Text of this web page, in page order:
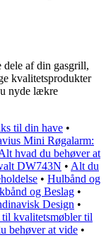
dele af din gasgrill,
kvalitetsprodukter
nyde lækre
til din have •
Mini Røgalarm:
hvad du behøver at
DW743N • Alt du
• Hulbånd og
og Beslag •
Design •
kvalitetsmøbler til
behøver at vide •